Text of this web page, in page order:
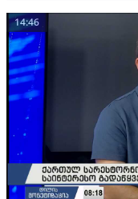
14:46